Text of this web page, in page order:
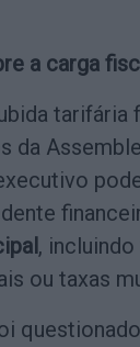
a carga
tarifária
da
,
ou taxas